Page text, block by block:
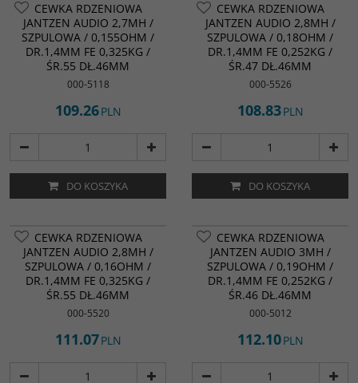
CEWKA RDZENIOWA
JANTZEN AUDIO 2,7MH /
SZPULOWA / 0,155OHM /
DR.1,4MM FE 0,325KG /
ŚR.55 DŁ.46MM
000-5118
109.26PLN
DO KOSZYKA
CEWKA RDZENIOWA
JANTZEN AUDIO 2,8MH /
SZPULOWA / 0,18OHM /
DR.1,4MM FE 0,252KG /
ŚR.47 DŁ.46MM
000-5526
108.83PLN
DO KOSZYKA
CEWKA RDZENIOWA
JANTZEN AUDIO 2,8MH /
SZPULOWA / 0,16OHM /
DR.1,4MM FE 0,325KG /
ŚR.55 DŁ.46MM
000-5520
111.07PLN
CEWKA RDZENIOWA
JANTZEN AUDIO 3MH /
SZPULOWA / 0,19OHM /
DR.1,4MM FE 0,252KG /
ŚR.46 DŁ.46MM
000-5012
112.10PLN